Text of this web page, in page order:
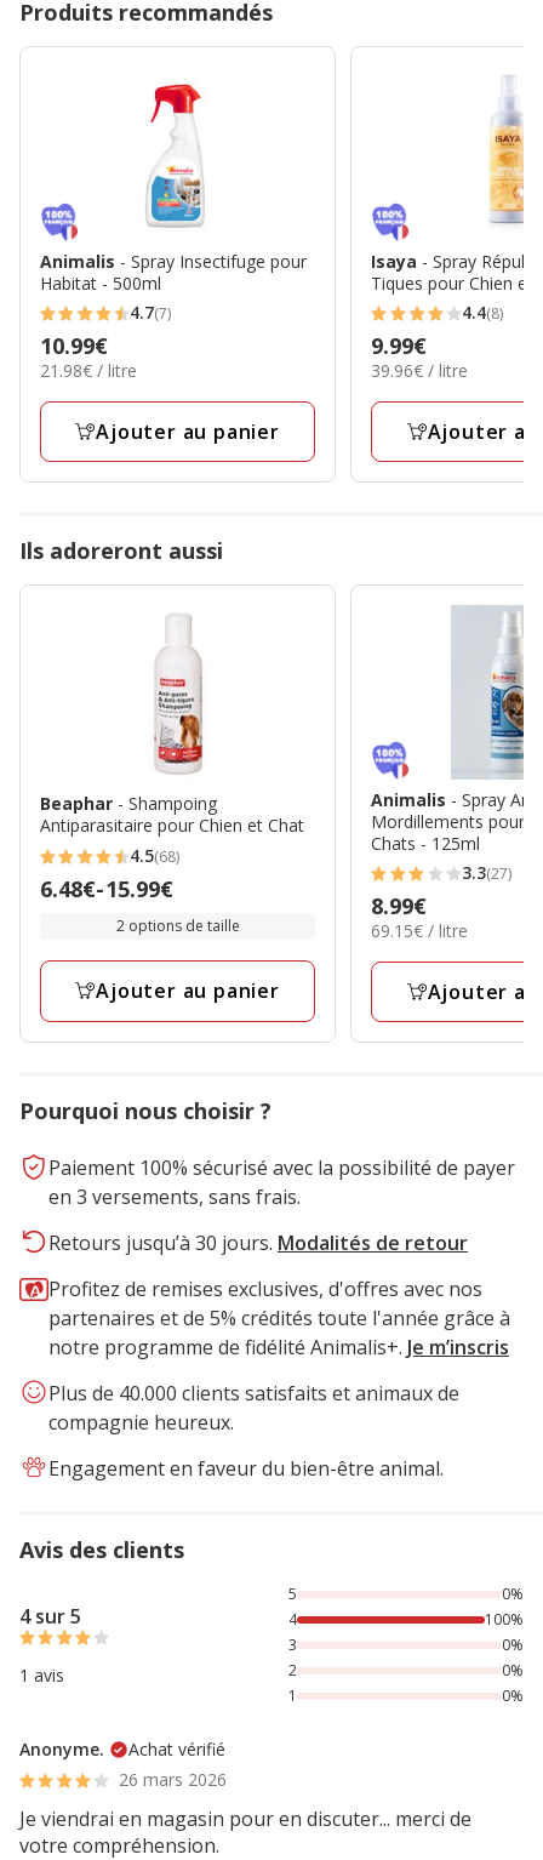
Produits recommandés
Animalis - Spray Insectifuge pour
Habitat - 500ml
4.7
étoiles
avec
7
4.7(7)
Prix
10.99€
10.99€
21.98€
Litre
21.98€ / litre
Ajouter au panier
Isaya - Spray
Tiques pour Chien et
4.4
étoiles
avec
8
4.4(8)
Prix
9.99€
9.99€
39.96€
Litre
39.96€ / litre
Ajouter
Ils adoreront aussi
Beaphar - Shampoing
Antiparasitaire pour Chien et Chat
4.5
étoiles
68
4.5(68)
Prix
à
15.99€
6.48€-15.99€
2 options de taille
Ajouter au panier
Animalis - Spray Anti
Mordillements pour
Chats - 125ml
3.3
étoiles
avec
27
3.3(27)
Prix
8.99€
8.99€
69.15€
Litre
69.15€ / litre
Ajouter
Pourquoi nous choisir ?
Paiement 100% sécurisé avec la possibilité de payer
en 3 versements, sans frais.
Retours jusqu’à 30 jours. Modalités de retour
Profitez de remises exclusives, d'offres avec nos
partenaires et de 5% crédités toute l'année grâce à
notre programme de fidélité Animalis+. Je m’inscris
Plus de 40.000 clients satisfaits et animaux de
compagnie heureux.
Engagement en faveur du bien-être animal.
Avis des clients
4 sur 5
1 avis
100% des personnes lont noté avec {1} étoiles,
5
0%
4
100%
3
0%
2
0%
1
0%
Anonyme.
Achat vérifié
26 mars 2026
Je viendrai en magasin pour en discuter... merci de
votre compréhension.